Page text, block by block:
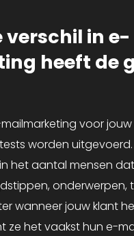
verschil in e-
heeft de
voor
worden uitgevoerd.
het aantal mensen
onderwerpen,
wanneer jouw klant
ze het vaakst hun e-